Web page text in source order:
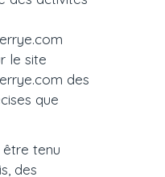
le site
des
que
être tenu
des